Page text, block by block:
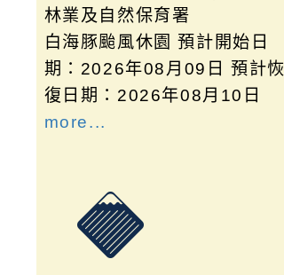
林業及自然保育署
白海豚颱風休園 預計開始日
期：2026年08月09日 預計恢
復日期：2026年08月10日
more...